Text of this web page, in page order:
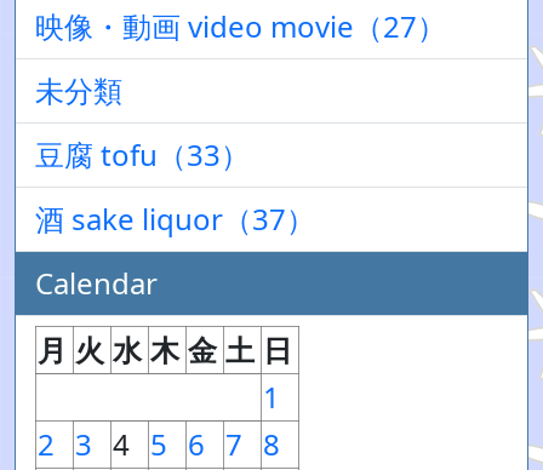
映像・動画 video movie（27）
未分類
豆腐 tofu（33）
酒 sake liquor（37）
Calendar
月 火 水 木 金 土 日
1
2 3 4 5 6 7 8